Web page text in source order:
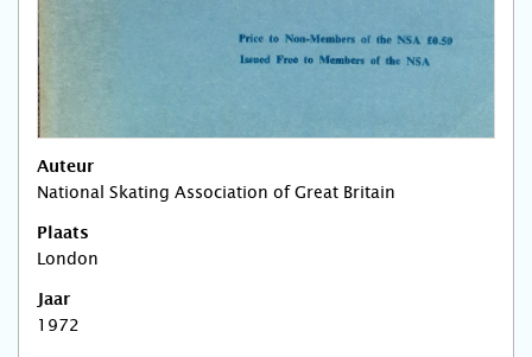
Auteur
National Skating Association of Great Britain
Plaats
London
Jaar
1972